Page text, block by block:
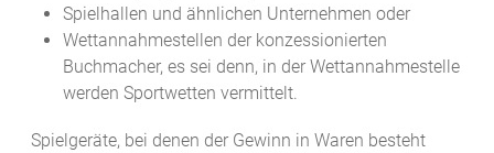
Spielhallen und ähnlichen Unternehmen oder
Wettannahmestellen der konzessionierten
Buchmacher, es sei denn, in der Wettannahmestelle
werden Sportwetten vermittelt.
Spielgeräte, bei denen der Gewinn in Waren besteht